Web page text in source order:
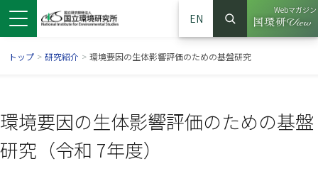
EN
サイト内検索
検索
Webマガジン
（別ウイ
トップ > 研究紹介 > 環境要因の生体影響評価のための基盤研究
環境要因の生体影響評価のための基盤
研究（令和 7年度）